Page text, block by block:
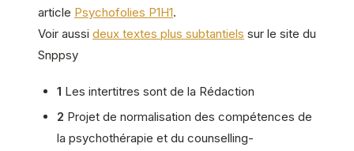
article Psychofolies P1H1.
Voir aussi deux textes plus subtantiels sur le site du
Snppsy
1 Les intertitres sont de la Rédaction
2 Projet de normalisation des compétences de
la psychothérapie et du counselling-